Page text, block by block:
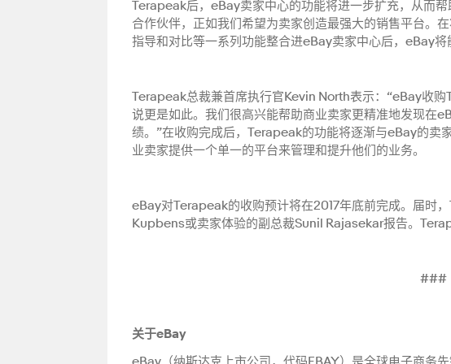
Terapeak后，eBay卖家中心的功能将进一步扩充，从而
合作伙伴，正如我们希望为卖家创造最强大的销售平台。
指导和对比等一系列功能整合进eBay卖家中心后，eBay
Terapeak总裁兼首席执行官Kevin North表示：“eBay收
说更是如此。我们很高兴能帮助商业卖家更精准地发现在
绩。”在收购完成后，Terapeak的功能将逐渐与eBay的卖
业卖家提供一个单一的平台来管理和提升他们的业务。
eBay对Terapeak的收购预计将在2017年底前完成。届时
Kupbens或卖家体验的副总裁Sunil Rajasekar报告。
###
关于eBay